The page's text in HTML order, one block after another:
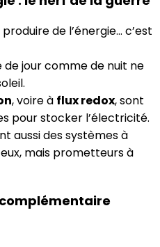
de l’énergie… c’est
jour comme de nuit ne
, voire à flux redox, sont
pour stocker l’électricité.
aussi des systèmes à
mais prometteurs à
complémentaire